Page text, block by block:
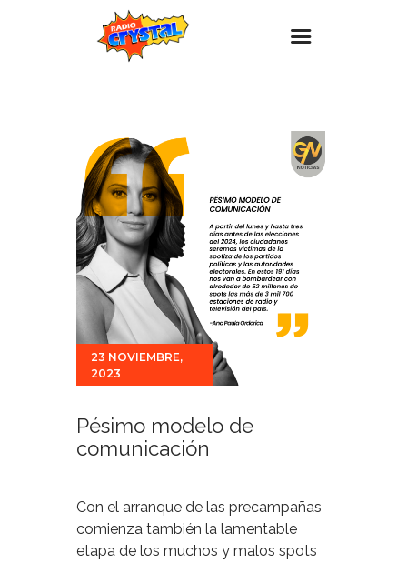
Estaciones
Eventos
Promociones
Noticias
Para ti
Contacto
23 NOVIEMBRE,
2023
Pésimo modelo de
comunicación
Con el arranque de las precampañas
comienza también la lamentable
etapa de los muchos y malos spots